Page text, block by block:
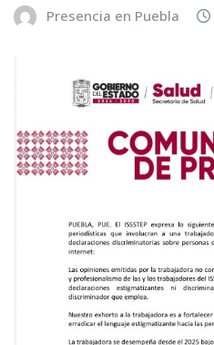
Presencia en Puebla